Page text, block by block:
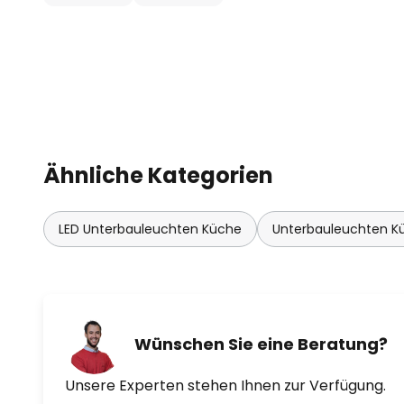
Ähnliche Kategorien
LED Unterbauleuchten Küche Unterbauleuchten
Wünschen Sie eine Beratung?
Unsere Experten stehen Ihnen zur Verfügung.